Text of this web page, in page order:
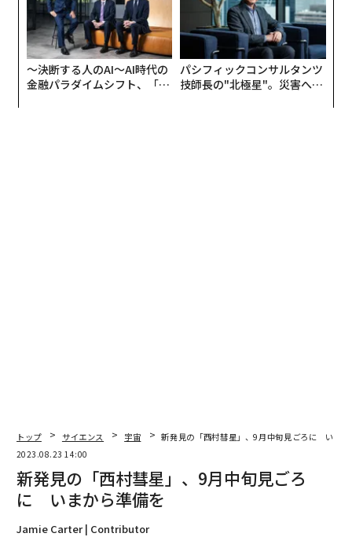
米国主導のアルテミス計画における有人月面探査は2025年に実施予定（NASA）
月の地中には、水の氷があることがわかっている。この
氷こそが月開拓によって経済効果を生み出すキーアイテ
では夜間にマイナス170度、局地のクレーター内であれ
ばマイナス250度まで温度が下がるため、極低温燃料の
現地生産は実現可能だと考えられている。
次ページ ＞ 2024年に始まる氷の掘削作業
〜決断する人のAI〜AI時代の
金融パラダイムシフト、「超
パシフィックコンサルタンツ
技師長の"北極星"。災害への
トップ サイエンス 宇宙
新発見の「西村彗星」、9月中旬見ごろに いまか
2023.08.23 14:00
新発見の「西村彗星」、9月中旬見ごろ
に いまから準備を
Jamie Carter | Contributor